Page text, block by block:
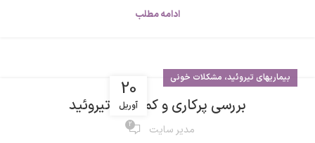
ادامه مطلب
20
آوریل
بیماریهای تیروئید، مشکلات خونی
بررسی پرکاری و کم کاری تیروئید
مدیر سایت 2